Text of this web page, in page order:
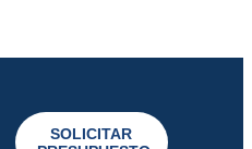
SOLICITAR